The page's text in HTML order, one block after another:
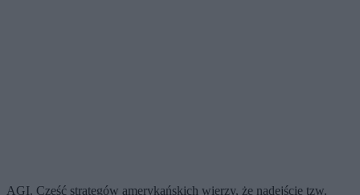
AGI. Część strategów amerykańskich wierzy, że nadejście tzw.